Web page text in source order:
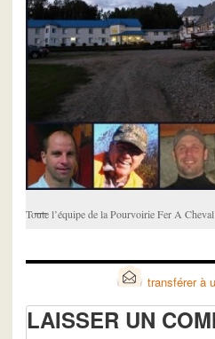
Toute l’équipe de la Pourvoirie Fer A
transférer à
LAISSER UN